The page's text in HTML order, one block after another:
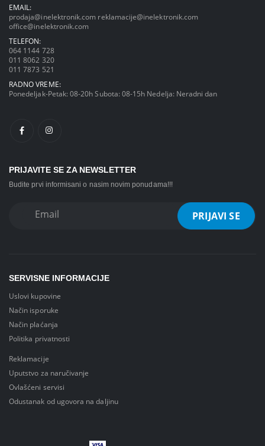
EMAIL:
prodaja@inelektronik.com reklamacije@inelektronik.com
office@inelektronik.com
TELEFON:
064 1144 728
011 8062 320
011 7873 521
RADNO VREME:
Ponedeljak-Petak: 08-20h Subota: 08-15h Nedelja: Neradni dan
PRIJAVITE SE ZA NEWSLETTER
Budite prvi informisani o nasim novim ponudama!!!
SERVISNE INFORMACIJE
Uslovi kupovine
Način isporuke
Način plaćanja
Politika privatnosti
Reklamacije
Uputstvo za naručivanje
Ovlašćeni servisi
Odustanak od ugovora na daljinu